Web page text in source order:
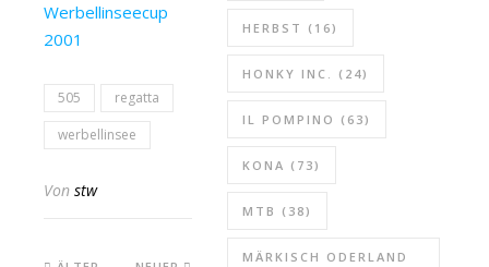
Werbellinseecup
2001
505
regatta
werbellinsee
Von stw
HERBST (16)
HONKY INC. (24)
IL POMPINO (63)
KONA (73)
MTB (38)
MÄRKISCH ODERLAND